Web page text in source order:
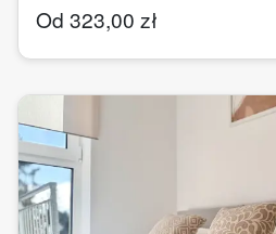
Od 323,00 zł